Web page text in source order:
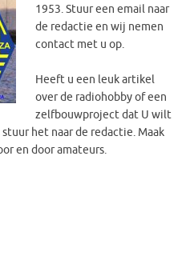
1953. Stuur een email naar
de redactie en wij nemen
contact met u op.
Heeft u een leuk artikel
over de radiohobby of een
zelfbouwproject dat U wilt
het naar de redactie. Maak
en door amateurs.